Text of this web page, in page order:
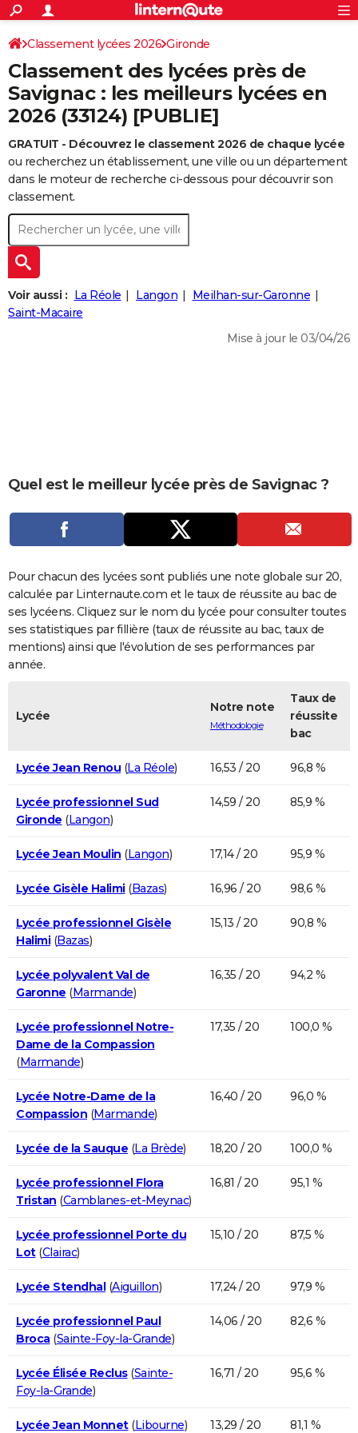
ACTUALITÉS
Politique
Société
Faits Divers
Education
Monde
Villes
+
SPORT
Coupe du monde 2026
Football
Tennis
Cyclisme
Rugby
Forum
CULTURE
Programme TV
TNT
Streaming
Cinéma
Sorties cinéma
Musique
+
FINANCE
Retraite
Impôts
Epargne
Immobilier
Risques naturels par ville
Banque
Assurance
Crédit
AUTO
Essais
Réserver un essai
Citadines
Berlines
SUV
Forum auto
+
HIGH-TECH
BRICOLAGE
Forum
Aménagement intérieur
Extérieur
Cuisine
Salle de bains
Jardinage
Rangement
+WEEK-END
Guides de France
Escapades
Patrimoine
Expositions
Musées
Week-end nature
+
LIFESTYLE
Art de vivre
Bien-être
Loisirs
Mode
Modes de vie
+SANTE
Dictionnaire
Biographies
Expressions
Proverbes
PROGRAMME TV
COPAINS D'AVANT
S'inscrire
Se connecter
Lycées
Collèges
Primaires
Universités
Entreprises
Service militaire
Avis de recherche
AVIS DE DÉCÈS
FORUM
Bricolage
Lifestyle
Culture
Sport
Auto
Television
Voyage
Cinema
S'inscrire
Connexion
Classement lycées 2026 Gironde
Classement des lycées près de
Savignac : les meilleurs lycées en
2026 (33124) [PUBLIE]
GRATUIT - Découvrez le classement 2026 de chaque lycée
ou recherchez un établissement, une ville ou un département
dans le moteur de recherche ci-dessous pour découvrir son
classement.
Voir aussi : La Réole Langon
Meilhan-sur-Garonne
Saint-Macaire
Mise à jour le 03/04/26
Quel est le meilleur lycée près de Savignac ?
Pour chacun des lycées sont publiés une note globale sur 20,
calculée par Linternaute.com et le taux de réussite au bac de
ses lycéens. Cliquez sur le nom du lycée pour consulter toutes
ses statistiques par fillière (taux de réussite au bac, taux de
mentions) ainsi que l'évolution de ses performances par
année.
Lycée
Notre note
Méthodologie
Taux de
réussite
bac
Lycée Jean Renou (La Réole) 16,53 / 20 96,8 %
Lycée professionnel Sud
Gironde (Langon)
14,59 / 20 85,9 %
Lycée Jean Moulin (Langon) 17,14 / 20 95,9 %
Lycée Gisèle Halimi(Bazas) 16,96 / 20 98,6 %
Lycée professionnel Gisèle
Halimi(Bazas)
15,13 / 20 90,8 %
Lycée polyvalent Val de
Garonne (Marmande)
16,35 / 20 94,2 %
Lycée professionnel Notre-
Dame de la Compassion
(Marmande)
17,35 / 20 100,0 %
Lycée Notre-Dame de la
Compassion (Marmande)
16,40 / 20 96,0 %
Lycée de la Sauque (La Brède) 18,20 / 20 100,0 %
Lycée professionnel Flora
Tristan (Camblanes-et-Meynac)
16,81 / 20 95,1 %
Lycée professionnel Porte du
Lot(Clairac)
15,10 / 20 87,5 %
Lycée Stendhal(Aiguillon) 17,24 / 20 97,9 %
Lycée professionnel Paul
Broca(Sainte-Foy-la-Grande)
14,06 / 20 82,6 %
Lycée Élisée Reclus(Sainte-
Foy-la-Grande)
16,71 / 20 95,6 %
Lycée Jean Monnet(Libourne) 13,29 / 20 81,1 %